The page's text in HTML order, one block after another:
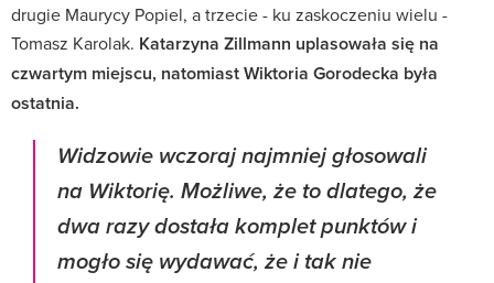
drugie Maurycy Popiel, a trzecie - ku zaskoczeniu wielu -
Tomasz Karolak. Katarzyna Zillmann uplasowała się na
czwartym miejscu, natomiast Wiktoria Gorodecka była
ostatnia.
Widzowie wczoraj najmniej głosowali
na Wiktorię. Możliwe, że to dlatego, że
dwa razy dostała komplet punktów i
mogło się wydawać, że i tak nie